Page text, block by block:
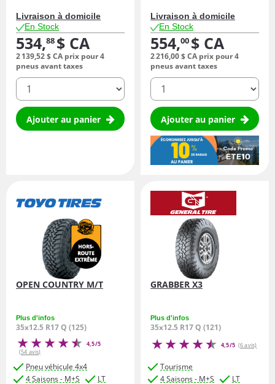
Livraison à domicile
En Stock
534,88 $ CA
2 139,52$ CA prix pour 4
pneus avant taxes
quantité
Ajouter au panier
Livraison à domicile
En Stock
554,00 $ CA
2 216,00$ CA prix pour 4
pneus avant taxes
quantité
Ajouter au panier
OPEN COUNTRY M/T
Plus d'infos
35x12.5 R17 Q (125)
4,5/5
(54 avis)
Pneu véhicule 4x4
4 Saisons - M+S
LT
GRABBER X3
Plus d'infos
35x12.5 R17 Q (121)
4,5/5 (6 avis)
Tourisme
4 Saisons - M+S
LT